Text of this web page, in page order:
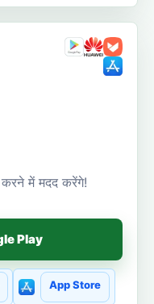
करने में मदद करेंगे!
Play
App Store